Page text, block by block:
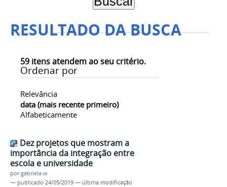
RESULTADO DA BUSCA
59 itens atendem ao seu critério.
Ordenar por
Relevância
data (mais recente primeiro)
Alfabeticamente
Dez projetos que mostram a
importância da integração entre
escola e universidade
porgabriela.w
— publicado 24/05/2019 — última modificação